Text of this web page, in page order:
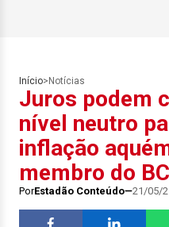
Início> Notícias
Juros podem
nível neutro
inflação
membro do
PorEstadão Conteúdo 21/05/